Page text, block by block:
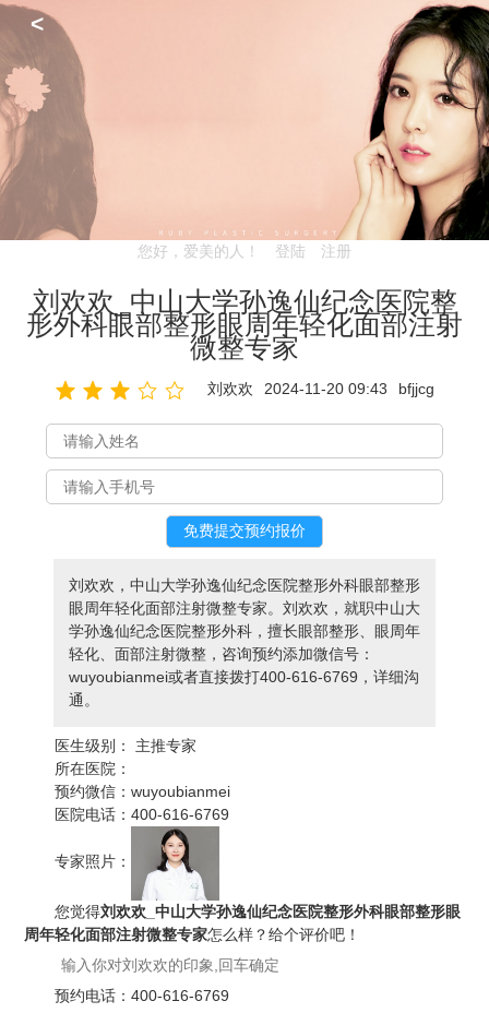
<
您好，爱美的人！ 登陆 注册
刘欢欢_中山大学孙逸仙纪念医院整
形外科眼部整形眼周年轻化面部注射
微整专家
刘欢欢 2024-11-20 09:43 bfjjcg
刘欢欢，中山大学孙逸仙纪念医院整形外科眼部整形
眼周年轻化面部注射微整专家。刘欢欢，就职中山大
学孙逸仙纪念医院整形外科，擅长眼部整形、眼周年
轻化、面部注射微整，咨询预约添加微信号：
wuyoubianmei或者直接拨打400-616-6769，详细沟
通。
医生级别：
主推专家
所在医院：
预约微信：wuyoubianmei
医院电话：400-616-6769
专家照片：
您觉得刘欢欢_中山大学孙逸仙纪念医院整形外科眼部整形眼
周年轻化面部注射微整专家怎么样？给个评价吧！
预约电话：400-616-6769